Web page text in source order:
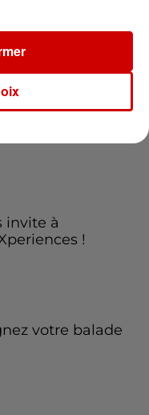
pour le
invite à
!
votre balade